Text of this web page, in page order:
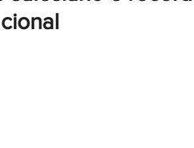
Bolsas filantrópicas